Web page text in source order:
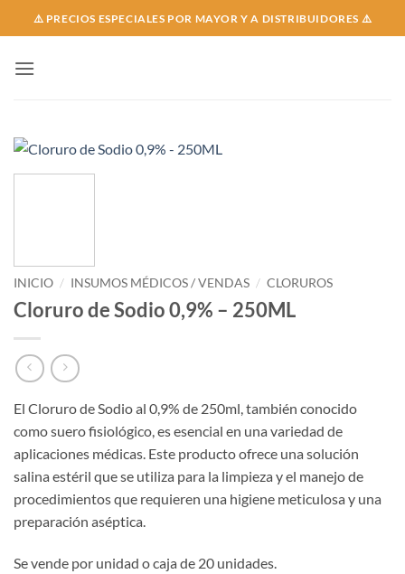
to
⚠️ PRECIOS ESPECIALES POR MAYOR Y A DISTRIBUIDORES ⚠️
INICIO / INSUMOS MÉDICOS / VENDAS / CLORUROS
Cloruro de Sodio 0,9% – 250ML
El Cloruro de Sodio al 0,9% de 250ml, también conocido
como suero fisiológico, es esencial en una variedad de
aplicaciones médicas. Este producto ofrece una solución
salina estéril que se utiliza para la limpieza y el manejo de
procedimientos que requieren una higiene meticulosa y una
preparación aséptica.
Se vende por unidad o caja de 20 unidades.